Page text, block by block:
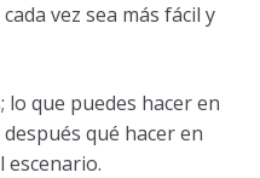
vez sea más fácil y
que puedes hacer en
qué hacer en
escenario.